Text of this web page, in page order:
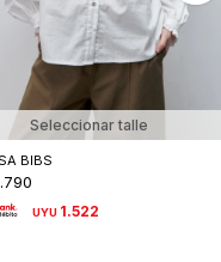
Seleccionar talle
BIBS
UYU 1.522